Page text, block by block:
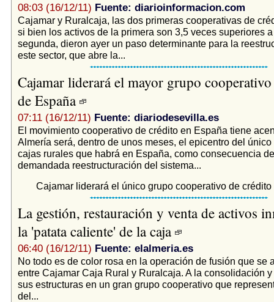
08:03 (16/12/11) Fuente: diarioinformacion.com
Cajamar y Ruralcaja, las dos primeras cooperativas de
si bien los activos de la primera son 3,5 veces superiores
segunda, dieron ayer un paso determinante para la
este sector, que abre la...
Cajamar liderará el mayor grupo
de España
07:11 (16/12/11) Fuente: diariodesevilla.es
El movimiento cooperativo de crédito en España tiene
Almería será, dentro de unos meses, el epicentro del
cajas rurales que habrá en España, como consecuencia
demandada reestructuración del sistema...
Cajamar liderará el único grupo cooperativo de
La gestión, restauración y venta de activos
la 'patata caliente' de la caja
06:40 (16/12/11) Fuente: elalmeria.es
No todo es de color rosa en la operación de fusión que se
entre Cajamar Caja Rural y Ruralcaja. A la consolidación
sus estructuras en un gran grupo cooperativo que
del...